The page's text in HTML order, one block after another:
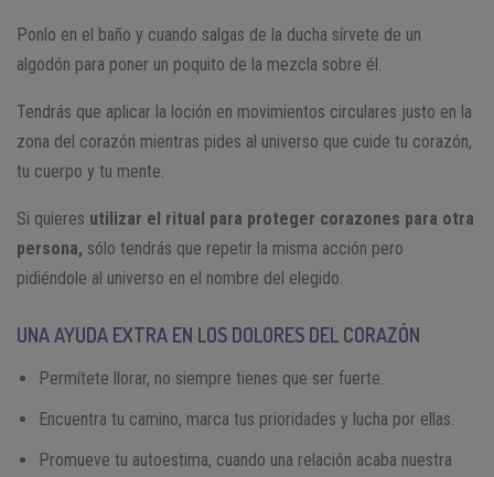
Ponlo en el baño y cuando salgas de la ducha sírvete de un
algodón para poner un poquito de la mezcla sobre él.
Tendrás que aplicar la loción en movimientos circulares justo en la
zona del corazón mientras pides al universo que cuide tu corazón,
tu cuerpo y tu mente.
Si quieres utilizar el ritual para proteger corazones para otra
persona, sólo tendrás que repetir la misma acción pero
pidiéndole al universo en el nombre del elegido.
UNA AYUDA EXTRA EN LOS DOLORES DEL CORAZÓN
Permítete llorar, no siempre tienes que ser fuerte.
Encuentra tu camino, marca tus prioridades y lucha por ellas.
Promueve tu autoestima, cuando una relación acaba nuestra